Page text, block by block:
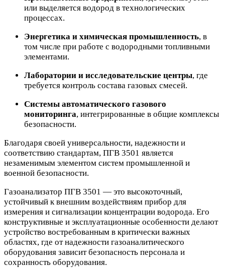
или выделяется водород в технологических
процессах.
Энергетика и химическая промышленность, в
том числе при работе с водородными топливными
элементами.
Лаборатории и исследовательские центры, где
требуется контроль состава газовых смесей.
Системы автоматического газового
мониторинга, интегрированные в общие комплексы
безопасности.
Благодаря своей универсальности, надежности и
соответствию стандартам, ПГВ 3501 является
незаменимым элементом систем промышленной и
военной безопасности.
Газоанализатор ПГВ 3501 — это высокоточный,
устойчивый к внешним воздействиям прибор для
измерения и сигнализации концентрации водорода. Его
конструктивные и эксплуатационные особенности делают
устройство востребованным в критически важных
областях, где от надежности газоаналитического
оборудования зависит безопасность персонала и
сохранность оборудования.